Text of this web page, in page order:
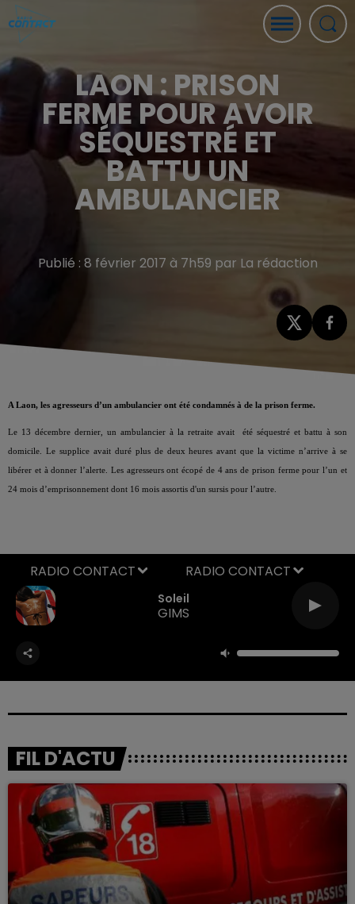
LAON : PRISON
FERME POUR AVOIR
SÉQUESTRÉ ET
BATTU UN
AMBULANCIER
Publié : 8 février 2017 à 7h59 par La rédaction
A Laon, les agresseurs d’un ambulancier ont été condamnés à de la prison ferme.
Le 13 décembre dernier, un ambulancier à la retraite avait été séquestré et battu à son
domicile. Le supplice avait duré plus de deux heures avant que la victime n’arrive à se
libérer et à donner l’alerte. Les agresseurs ont écopé de 4 ans de prison ferme pour l’un et
24 mois d’emprisonnement dont 16 mois assortis d'un sursis pour l’autre.
Soleil
GIMS
RADIO CONTACT
FIL D'ACTU